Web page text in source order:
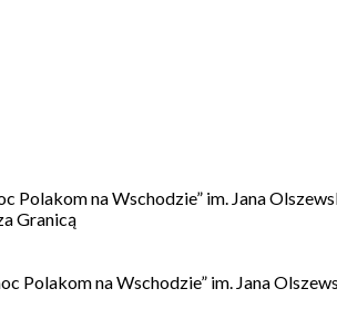
Polakom na Wschodzie” im. Jana
Granicą
Polakom na Wschodzie” im. Jana